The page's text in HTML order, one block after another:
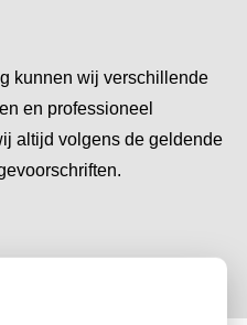
kunnen wij verschillende
en professioneel
altijd volgens de geldende